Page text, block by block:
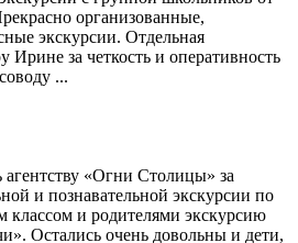
организованные,
экскурсии. Отдельная
Ирине за четкость и оперативность
...
агентству «Огни Столицы» за
и познавательной экскурсии по
и родителями экскурсию
Остались очень довольны и дети,